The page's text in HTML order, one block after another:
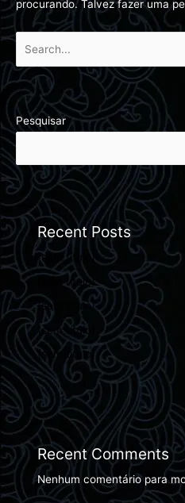
procurando. Talvez fazer uma
Pesquisar
Recent Posts
(sem título)
(sem título)
(sem título)
(sem título)
(sem título)
Recent Comments
Nenhum comentário para